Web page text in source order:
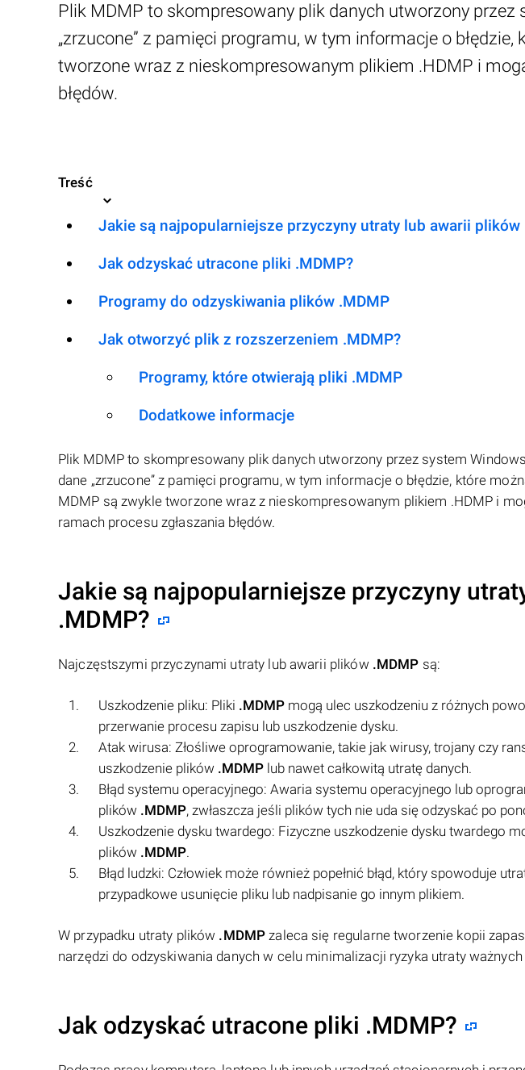
Plik MDMP to skompresowany plik danych utworzony
„zrzucone” z pamięci programu, w tym informacje o
tworzone wraz z nieskompresowanym plikiem .HDMP i
błędów.
Treść
Jakie są najpopularniejsze przyczyny utraty lub awarii plików
Jak odzyskać utracone pliki .MDMP?
Programy do odzyskiwania plików .MDMP
Jak otworzyć plik z rozszerzeniem .MDMP?
Programy, które otwierają pliki .MDMP
Dodatkowe informacje
Plik MDMP to skompresowany plik danych utworzony przez system
dane „zrzucone” z pamięci programu, w tym informacje o błędzie, które
MDMP są zwykle tworzone wraz z nieskompresowanym plikiem .HDMP i
ramach procesu zgłaszania błędów.
Jakie są najpopularniejsze przyczyny
.MDMP?
Najczęstszymi przyczynami utraty lub awarii plików .MDMP są:
Uszkodzenie pliku: Pliki .MDMP mogą ulec uszkodzeniu z różnych
przerwanie procesu zapisu lub uszkodzenie dysku.
Atak wirusa: Złośliwe oprogramowanie, takie jak wirusy, trojany czy
uszkodzenie plików .MDMP lub nawet całkowitą utratę danych.
Błąd systemu operacyjnego: Awaria systemu operacyjnego lub
plików .MDMP, zwłaszcza jeśli plików tych nie uda się odzyskać po
Uszkodzenie dysku twardego: Fizyczne uszkodzenie dysku twardego
plików .MDMP.
Błąd ludzki: Człowiek może również popełnić błąd, który spowoduje
przypadkowe usunięcie pliku lub nadpisanie go innym plikiem.
W przypadku utraty plików .MDMP zaleca się regularne tworzenie kopii
narzędzi do odzyskiwania danych w celu minimalizacji ryzyka utraty
Jak odzyskać utracone pliki .MDMP?